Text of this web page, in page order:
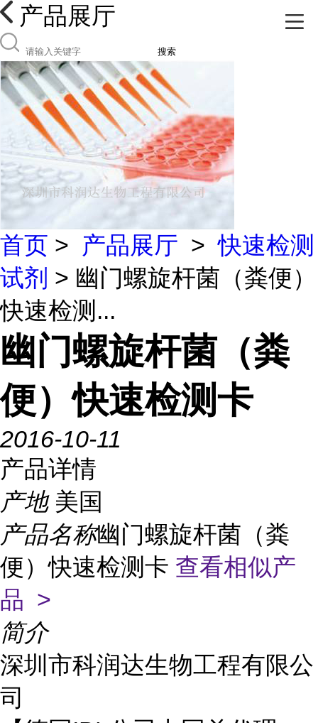
产品展厅
搜索
首页 > 产品展厅 > 快速检测
试剂 > 幽门螺旋杆菌（粪便）
快速检测...
幽门螺旋杆菌（粪
便）快速检测卡
2016-10-11
产品详情
产地 美国
产品名称幽门螺旋杆菌（粪
便）快速检测卡 查看相似产
品 >
简介
深圳市科润达生物工程有限公
司